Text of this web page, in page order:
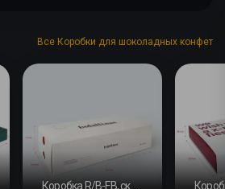
Все Коробки для шоколадных конфет
Коробка R/B-FB, скользящая лента и основание (24 шт. | 12 шт. | 3 шт.)